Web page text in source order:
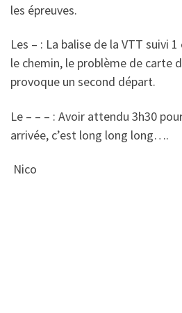
les épreuves.
Les – : La balise de la VTT suivi
le chemin, le problème de carte
provoque un second départ.
Le – – – : Avoir attendu 3h30
arrivée, c’est long long long….
Nico